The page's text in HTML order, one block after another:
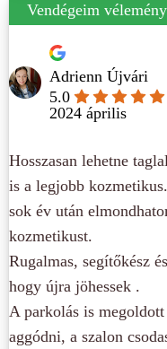
Vendégeim
Adrienn Újvári
5.0
2024 április
Hosszasan lehetne
is a legjobb
sok év után
kozmetikust.
Rugalmas, segítőkész
hogy újra jöhessek .
A parkolás is
aggódni, a szalon